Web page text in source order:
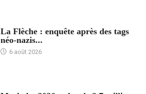
La Flèche : enquête après des tags
néo-nazis...
6 août 2026